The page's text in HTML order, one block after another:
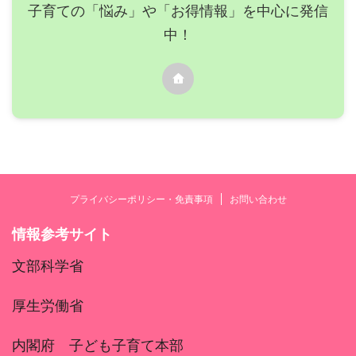
子育ての「悩み」や「お得情報」を中心に発信
中！
プライバシーポリシー・免責事項 お問い合わせ
情報参考サイト
文部科学省
厚生労働省
内閣府 子ども子育て本部